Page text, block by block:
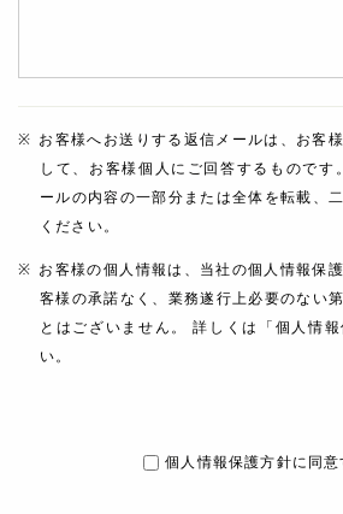
お客様へお送りする返信メールは、お客
して、お客様個人にご回答するものです
ールの内容の一部分または全体を転載、
ください。
お客様の個人情報は、当社の個人情報保
客様の承諾なく、業務遂行上必要のない
とはございません。 詳しくは「個人情
い。
個人情報保護方針に同意